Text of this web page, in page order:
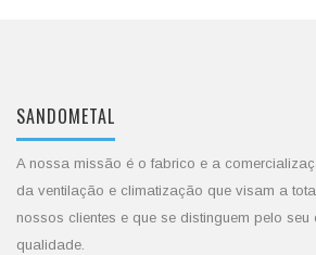
SANDOMETAL
A nossa missão é o fabrico e a
da ventilação e climatização que visam a
nossos clientes e que se distinguem pelo
qualidade.